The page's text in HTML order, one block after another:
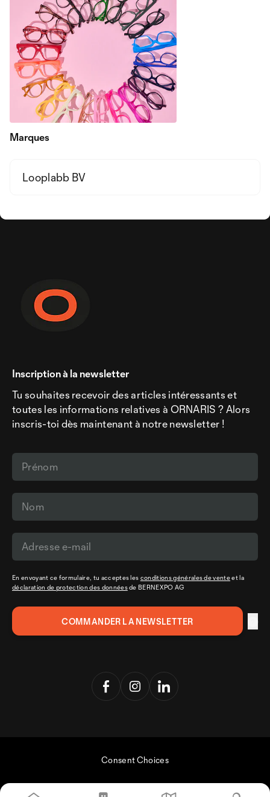
Marques
Looplabb BV
Inscription à la newsletter
Tu souhaites recevoir des articles intéressants et
toutes les informations relatives à ORNARIS ? Alors
inscris-toi dès maintenant à notre newsletter !
En envoyant ce formulaire, tu acceptes les conditions générales de venteet la
déclaration de protection des donnéesde BERNEXPO AG
Consent Choices